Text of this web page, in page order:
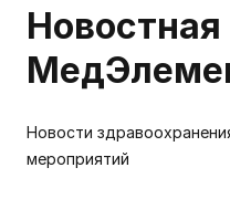
Новостная
Новости
мероприятий